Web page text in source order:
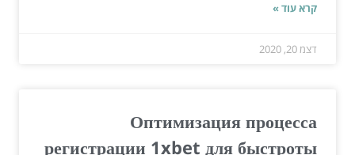
קרא עוד »
דצמ 20, 2020
Оптимизация процесса
регистрации 1xbet для быстроты